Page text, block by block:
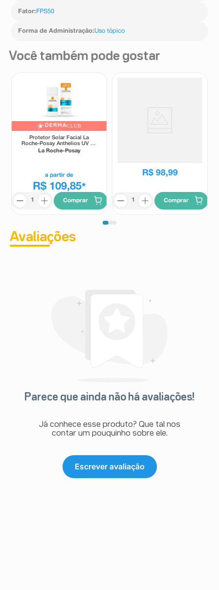
Fator: FPS50
Forma de Administração:Uso tópico
Você também pode gostar
DERMACLUB
Protetor Solar Facial La
Roche-Posay Anthelios UV Air
FPS60 Sem Cor 45ml
La Roche-Posay
a partir de
R$ 109,85*
Comprar
R$ 98,99
Comprar
Avaliações
Parece que ainda não há avaliações!
Já conhece esse produto? Que tal nos
contar um pouquinho sobre ele.
Escrever avaliação